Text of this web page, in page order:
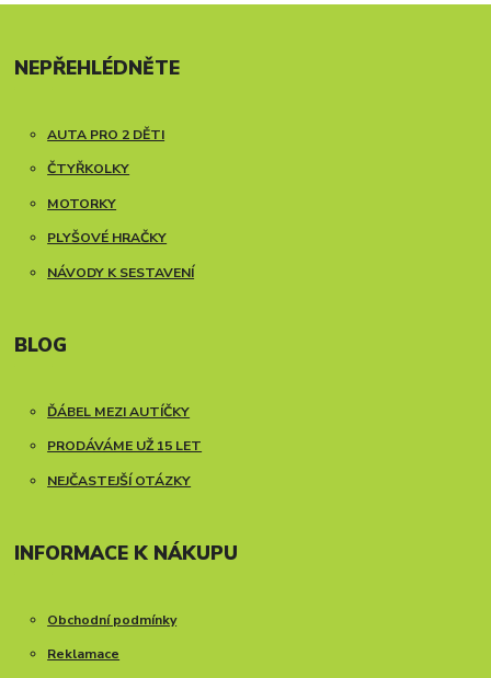
NEPŘEHLÉDNĚTE
AUTA PRO 2 DĚTI
ČTYŘKOLKY
MOTORKY
PLYŠOVÉ HRAČKY
NÁVODY K SESTAVENÍ
BLOG
ĎÁBEL MEZI AUTÍČKY
PRODÁVÁME UŽ 15 LET
NEJČASTEJŠÍ OTÁZKY
INFORMACE K NÁKUPU
Obchodní podmínky
Reklamace